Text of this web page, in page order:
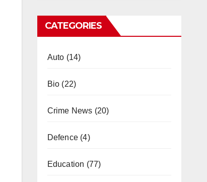
CATEGORIES
Auto (14)
Bio (22)
Crime News (20)
Defence(4)
Education (77)